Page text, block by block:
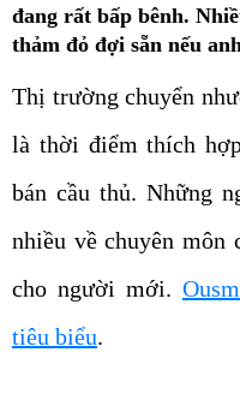
đang rất bấp bênh.
thảm đỏ đợi sẵn nếu
Thị trường chuyển
là thời điểm thích
bán cầu thủ. Những
nhiều về chuyên
cho người mới.
tiêu biểu.